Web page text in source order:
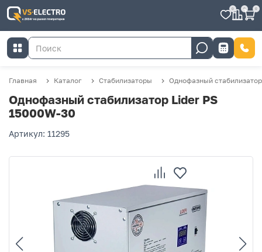
0 0 0
Главная Каталог Стабилизаторы Однофазный
Однофазный стабилизатор Lider PS
15000W-30
Артикул: 11295